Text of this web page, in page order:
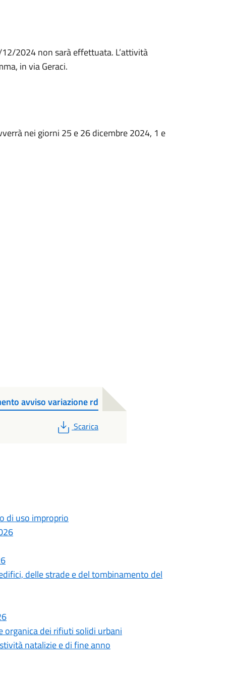
12/2024non sarà effettuata. L’attività
in via Geraci.
nei giorni 25 e 26 dicembre 2024, 1 e
avviso variazione rd
PDF
Scarica
di uso improprio
delle strade e del tombinamento del
organica dei rifiuti solidi urbani
natalizie e di fine anno